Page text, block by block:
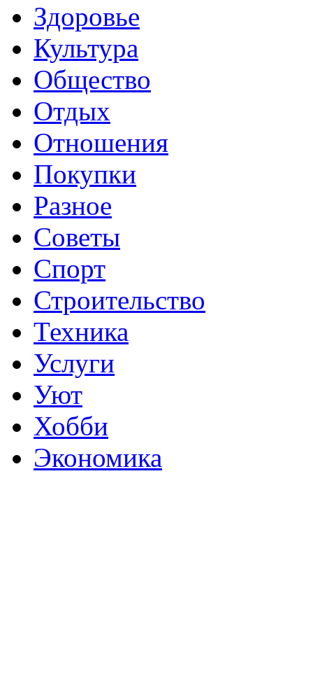
Здоровье
Культура
Общество
Отдых
Отношения
Покупки
Разное
Советы
Спорт
Строительство
Техника
Услуги
Уют
Хобби
Экономика